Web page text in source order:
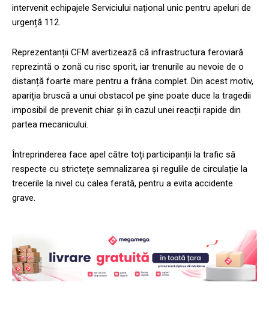
intervenit echipajele Serviciului național unic pentru apeluri de
urgență 112.
Reprezentanții CFM avertizează că infrastructura feroviară
reprezintă o zonă cu risc sporit, iar trenurile au nevoie de o
distanță foarte mare pentru a frâna complet. Din acest motiv,
apariția bruscă a unui obstacol pe șine poate duce la tragedii
imposibil de prevenit chiar și în cazul unei reacții rapide din
partea mecanicului.
Întreprinderea face apel către toți participanții la trafic să
respecte cu strictețe semnalizarea și regulile de circulație la
trecerile la nivel cu calea ferată, pentru a evita accidente
grave.